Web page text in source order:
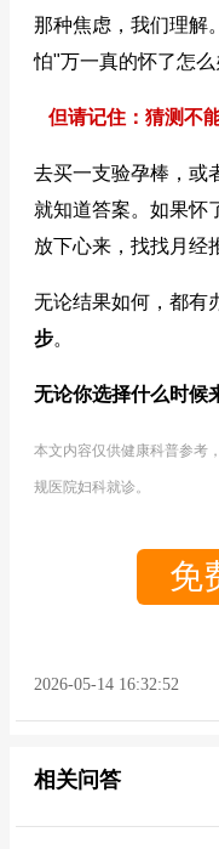
那种焦虑，我们理解
怕"万一真的怀了怎么
但请记住：猜测不
去买一支验孕棒，或
就知道答案。如果怀
放下心来，找找月经
无论结果如何，都有
步。
无论你选择什么时候
本文内容仅供健康科普参考
规医院妇科就诊。
免
2026-05-14 16:32:52
相关问答